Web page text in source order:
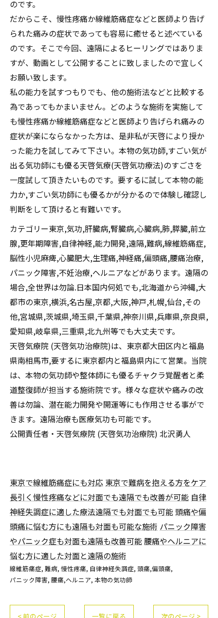
のです。
だからこそ、慢性疼痛か線維筋痛症などと医師より告げ
られた痛みの症状であっても容易に癒せると述べている
のです。そこで今回、遠隔によるヒーリングではありま
すが、動画として公開することに致しましたので宜しく
お願い致します。
私の能力を試すつもりでも、他の施術法などと比較する
為であってもかまいません。どのような施術を実施して
も慢性疼痛か線維筋痛症などと医師より告げられ痛みの
症状が楽にならなかった方は、是非私が天啓により授か
った能力を試してみて下さい。本物の気功師,すごい気が
出る気功師にも優る天啓気療(天啓気功療法)のすごさを
一度試して頂きたいものです。要するに試して本物の能
力か,すごい気功師にも優るかが分かるので体験し確認し
判断をして頂けると有難いです。
カテゴリー東京,気功,肝臓病,腎臓病,心臓病,肺,膵臓,前立
腺,更年期障害,自律神経,能力開発,遠隔,難病,線維筋痛症,
脳性小児麻痺,心臓肥大,生理痛,神経痛,偏頭痛,腰痛治療,
パニック障害,不妊治療,ヘルニアなどがあります。遠隔の
場合,全世界は勿論.日本国内何処でも,北海道から沖縄,大
都市の東京,横浜,名古屋,京都,大阪,神戸,札幌,仙台,その
他,宮城県,茨城県,埼玉県,千葉県,神奈川県,兵庫県,奈良県,
愛知県,岐阜県,三重県,北九州等でも大丈夫です。
天啓気療院 (天啓気功治療院)は、東京都大田区内と福島
県南相馬市,要するに東京都内と福島県内にて営業。当院
は、本物の気功師や整体師にも優るチャクラ覚醒者と柔
道整復師が担当する施術院です。様々な症状や痛みの改
善は勿論、潜在能力開発や開運等にも作用させる事がで
きます。遠隔治療も医療気功も可能です。
公開責任者・天啓気療院 (天啓気功治療院) 北沢勇人
東京で線維筋痛症にも対応 東京で難病を抱える方をケア
長引く慢性疼痛などに対面でも遠隔でも改善が可能 自律
神経失調症に適した療法遠隔でも対面でも可能頭痛や偏
頭痛に悩む方にも遠隔も対面も可能な施術 パニック障害
やパニック症も対面も遠隔も改善可能 腰痛やヘルニアに
悩む方に適した対面と遠隔の施術
線維筋痛症 難病 慢性疼痛 自律神経失調症 頭痛,偏頭痛
パニック障害 腰痛,ヘルニア 本物の気功師
< 前のページ 一覧に戻る 次のページ >